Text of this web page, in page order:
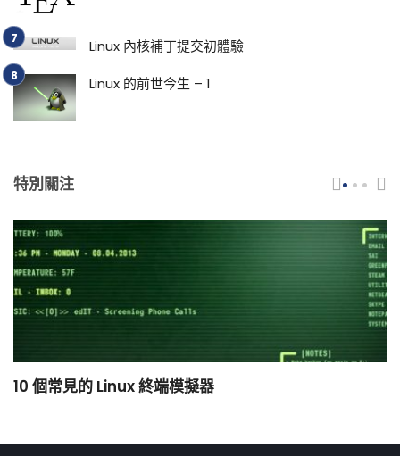
Linux 內核補丁提交初體驗
Linux 的前世今生 – 1
特別關注
10 個常見的 Linux 終端模擬器